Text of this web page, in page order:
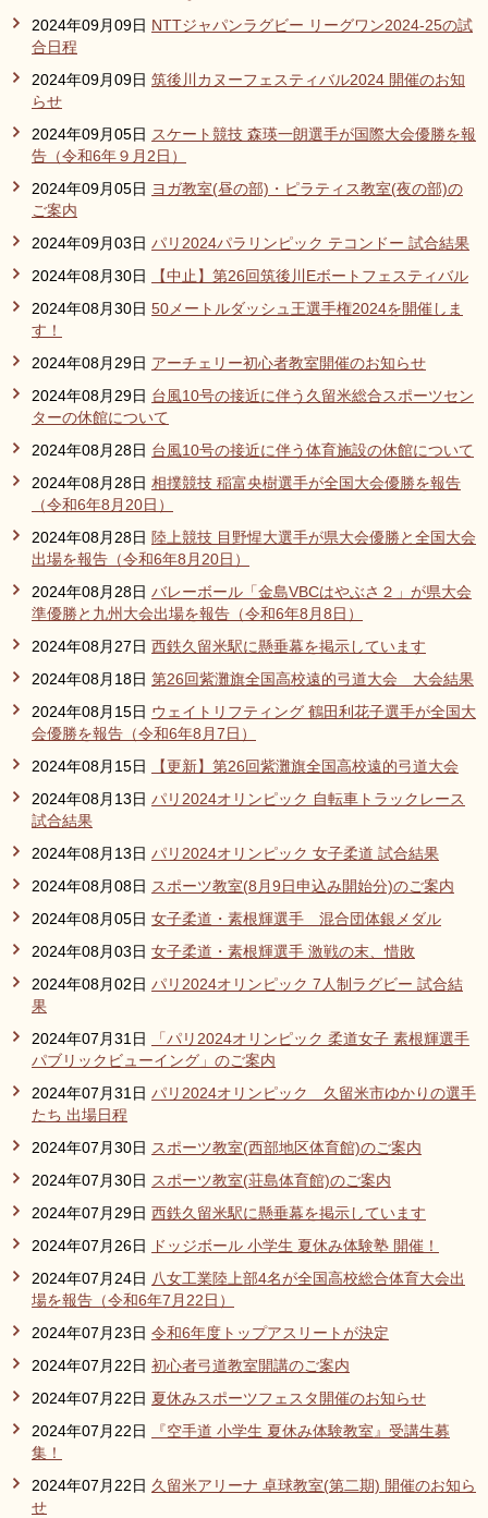
2024年09月09日 NTTジャパンラグビー リーグワン2024-25の試
合日程
2024年09月09日 筑後川カヌーフェスティバル2024 開催のお知
らせ
2024年09月05日 スケート競技 森瑛一朗選手が国際大会優勝を報
告（令和6年９月2日）
2024年09月05日 ヨガ教室(昼の部)・ピラティス教室(夜の部)の
ご案内
2024年09月03日 パリ2024パラリンピック テコンドー 試合結果
2024年08月30日
【中止】第26回筑後川Eボートフェスティバル
2024年08月30日 50メートルダッシュ王選手権2024を開催しま
す！
2024年08月29日 アーチェリー初心者教室開催のお知らせ
2024年08月29日 台風10号の接近に伴う久留米総合スポーツセン
ターの休館について
2024年08月28日 台風10号の接近に伴う体育施設の休館について
2024年08月28日 相撲競技 稲富央樹選手が全国大会優勝を報告
（令和6年8月20日）
2024年08月28日 陸上競技 目野惺大選手が県大会優勝と全国大会
出場を報告（令和6年8月20日）
2024年08月28日 バレーボール「金島VBCはやぶさ２」が県大会
準優勝と九州大会出場を報告（令和6年8月8日）
2024年08月27日 西鉄久留米駅に懸垂幕を掲示しています
2024年08月18日 第26回紫灘旗全国高校遠的弓道大会 大会結果
2024年08月15日 ウェイトリフティング 鶴田利花子選手が全国大
会優勝を報告（令和6年8月7日）
2024年08月15日
【更新】第26回紫灘旗全国高校遠的弓道大会
2024年08月13日 パリ2024オリンピック 自転車トラックレース
試合結果
2024年08月13日 パリ2024オリンピック 女子柔道 試合結果
2024年08月08日 スポーツ教室(8月9日申込み開始分)のご案内
2024年08月05日 女子柔道・素根輝選手 混合団体銀メダル
2024年08月03日 女子柔道・素根輝選手 激戦の末、惜敗
2024年08月02日 パリ2024オリンピック 7人制ラグビー 試合結
果
2024年07月31日
「パリ2024オリンピック 柔道女子 素根輝選手
パブリックビューイング」のご案内
2024年07月31日 パリ2024オリンピック 久留米市ゆかりの選手
たち 出場日程
2024年07月30日 スポーツ教室(西部地区体育館)のご案内
2024年07月30日 スポーツ教室(荘島体育館)のご案内
2024年07月29日 西鉄久留米駅に懸垂幕を掲示しています
2024年07月26日
ドッジボール 小学生 夏休み体験塾 開催！
2024年07月24日 八女工業陸上部4名が全国高校総合体育大会出
場を報告（令和6年7月22日）
2024年07月23日 令和6年度トップアスリートが決定
2024年07月22日 初心者弓道教室開講のご案内
2024年07月22日 夏休みスポーツフェスタ開催のお知らせ
2024年07月22日
『空手道 小学生 夏休み体験教室』受講生募
集！
2024年07月22日 久留米アリーナ 卓球教室(第二期) 開催のお知ら
せ